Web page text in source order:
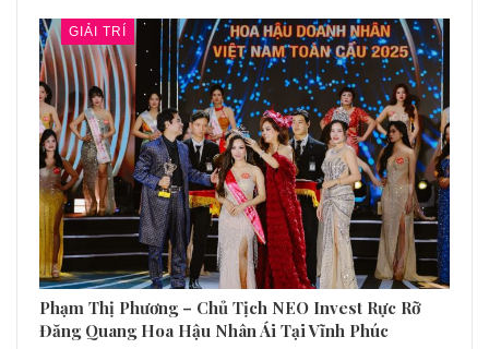
GIẢI TRÍ
Phạm Thị Phương – Chủ Tịch NEO Invest Rực Rỡ
Đăng Quang Hoa Hậu Nhân Ái Tại Vĩnh Phúc